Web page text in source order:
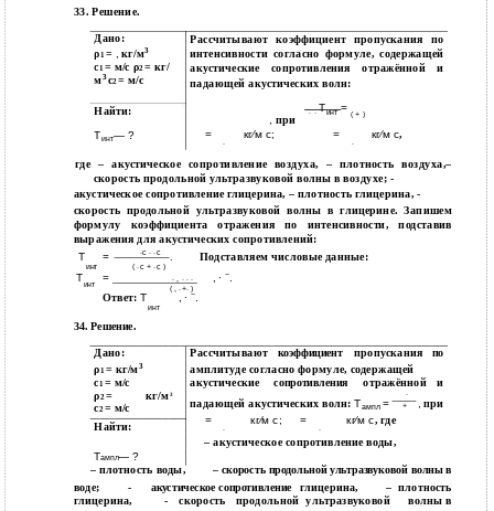
33. Решение.
Дано:
ρ1 = ,кг/м3
с1 = м/с ρ2= кг/
м3с2= м/с
Найти:
Тинт— ?
Рассчитывают коэффициент пропускания по
интенсивности согласно формуле, содержащей
акустические сопротивления отражённой и
падающей акустических волн:
∙ ∙Тинт= ( + )
при
=
∙
кг⁄м с; =
∙
кг⁄м с,
где – акустическое сопротивление воздуха, – плотность воздуха,–
скорость продольной ультразвуковой волны в воздухе; -
акустическое сопротивление глицерина, – плотность глицерина, -
скорость продольной ультразвуковой волны в глицерине. Запишем
формулу коэффициента отражения по интенсивности, подставив
выражения для акустических сопротивлений:
Т
инт
= ∙с ∙ ∙с . Подставляем числовые данные:
( ∙с + ∙с )
Т = ∙ , ∙ ∙ ∙ , ∙ −
инт ( , ∙+∙ )
Ответ:Т , ∙ −.
инт
34. Решение.
Дано: Рассчитывают коэффициент пропускания по
ρ1 = кг/м3
амплитуде согласно формуле, содержащей
с1 = м/с акустические сопротивления отражённой
и
ρ2= кг/м3 ∙
падающей акустических волн:Тампл= ,при
с2= м/с +
=
∙
кг⁄м с; =
∙
кг⁄м с, где
Найти:
Тампл— ?
– акустическое сопротивление воды,
– плотность воды, – скорость продольной ультразвуковой волны в
воде; - акустическое сопротивление глицерина, – плотность
глицерина, - скорость продольной ультразвуковой
волны в